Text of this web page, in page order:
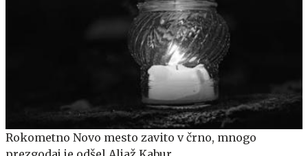
Rokometno Novo mesto zavito v črno, mnogo